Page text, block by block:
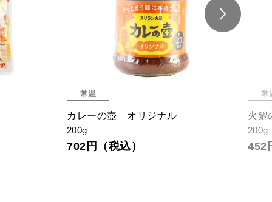
常温
カレーの壺 オリジナル
200g
702円（税込）
常
火鍋
200g
452